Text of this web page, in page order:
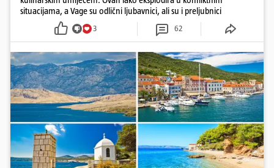
situacijama, a Vage su odlični ljubavnici, ali su i preljubnici
3 62